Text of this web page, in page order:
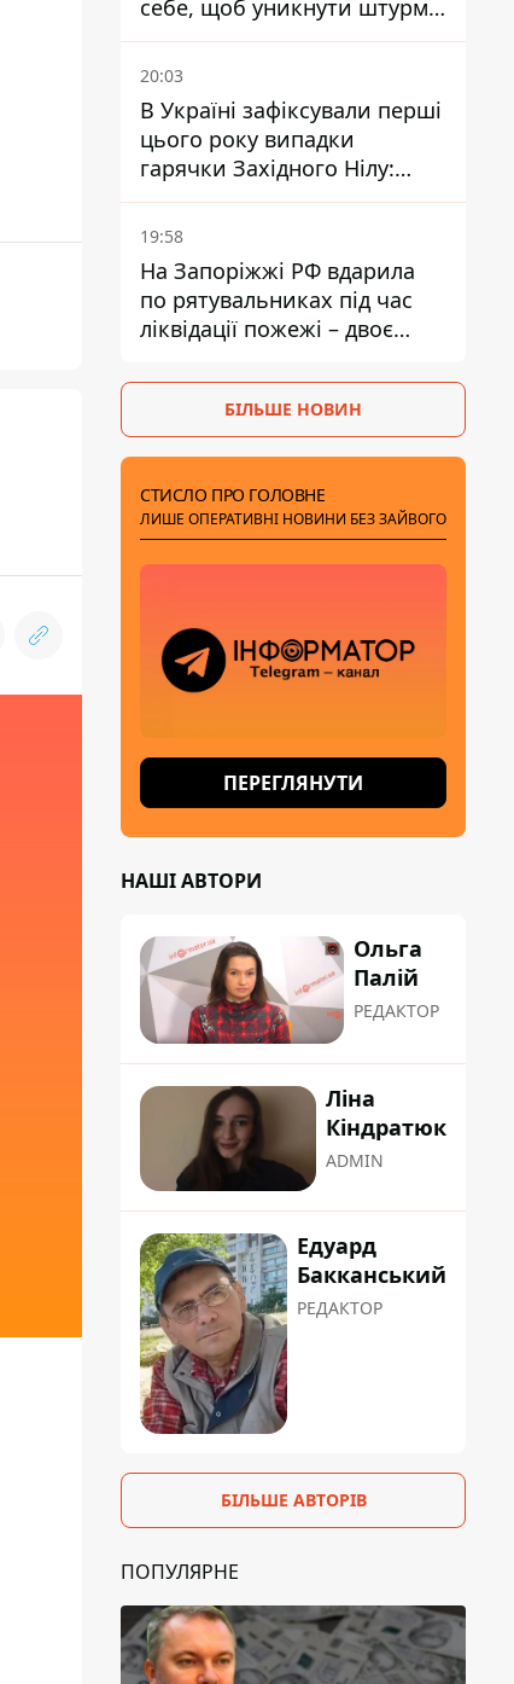
себе, щоб уникнути штурмів
- ГУР
20:03
В Україні зафіксували перші
цього року випадки
гарячки Західного Нілу:
двоє людей заразилися
після укусів комарів
19:58
На Запоріжжі РФ вдарила
по рятувальниках під час
ліквідації пожежі – двоє
БІЛЬШЕ НОВИН
СТИСЛО ПРО ГОЛОВНЕ
ЛИШЕ ОПЕРАТИВНІ НОВИНИ БЕЗ ЗАЙВОГО
ПЕРЕГЛЯНУТИ
НАШІ АВТОРИ
Ольга
Палій
РЕДАКТОР
Ліна
Кіндратюк
ADMIN
Едуард
Бакканський
РЕДАКТОР
БІЛЬШЕ АВТОРІВ
ПОПУЛЯРНЕ